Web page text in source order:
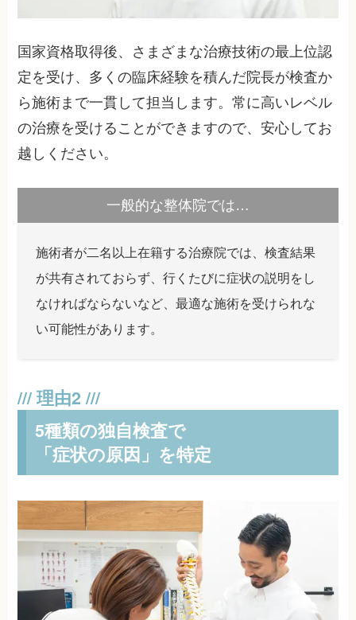
国家資格取得後、さまざまな治療技術の最上位認
定を受け、多くの臨床経験を積んだ院長が検査か
ら施術まで一貫して担当します。常に高いレベル
の治療を受けることができますので、安心してお
越しください。
一般的な整体院では…
施術者が二名以上在籍する治療院では、検査結果
が共有されておらず、行くたびに症状の説明をし
なければならないなど、最適な施術を受けられな
い可能性があります。
5種類の独自検査で
「症状の原因」を特定